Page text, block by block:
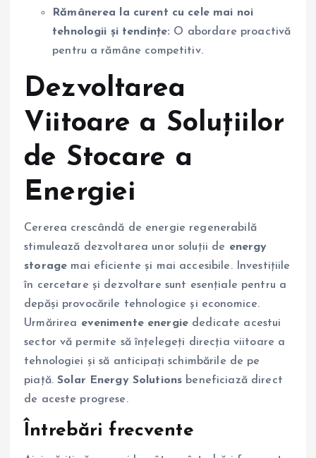
Rămânerea la curent cu cele mai noi
tehnologii și tendințe: O abordare proactivă
pentru a rămâne competitiv.
Dezvoltarea
Viitoare a Soluțiilor
de Stocare a
Energiei
Cererea crescândă de energie regenerabilă
stimulează dezvoltarea unor soluții de energy
storage mai eficiente și mai accesibile. Investițiile
în cercetare și dezvoltare sunt esențiale pentru a
depăși provocările tehnologice și economice.
Urmărirea evenimente energie dedicate acestui
sector vă permite să înțelegeți direcția viitoare a
tehnologiei și să anticipați schimbările de pe
piață.Solar Energy Solutions beneficiază direct
de aceste progrese.
Întrebări frecvente